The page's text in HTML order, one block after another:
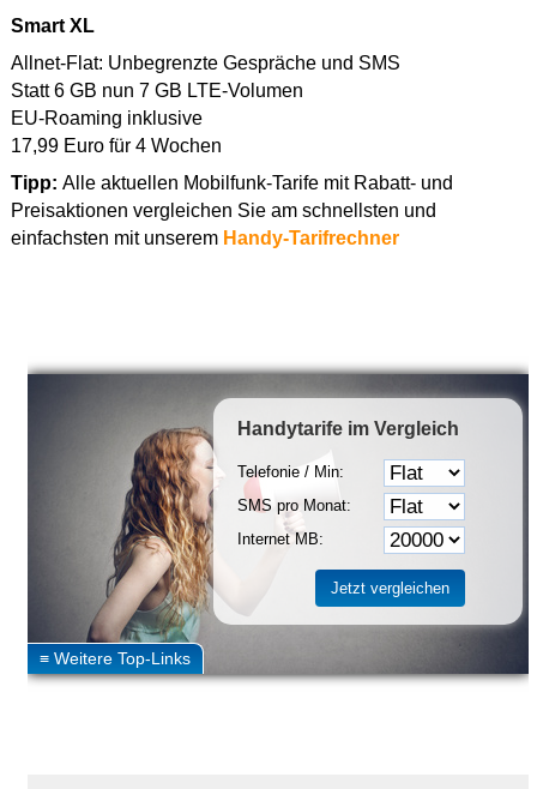
Smart XL
Allnet-Flat: Unbegrenzte Gespräche und SMS
Statt 6 GB nun 7 GB LTE-Volumen
EU-Roaming inklusive
17,99 Euro für 4 Wochen
Tipp: Alle aktuellen Mobilfunk-Tarife mit Rabatt- und
Preisaktionen vergleichen Sie am schnellsten und
einfachsten mit unserem Handy-Tarifrechner
Handytarife im Vergleich
Telefonie / Min:
SMS pro Monat:
Internet MB: